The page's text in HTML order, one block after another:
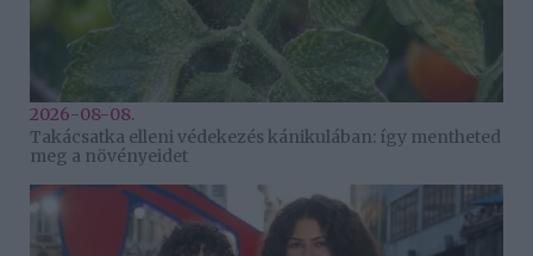
2026-08-08.
Takácsatka elleni védekezés kánikulában: így mentheted
meg a növényeidet